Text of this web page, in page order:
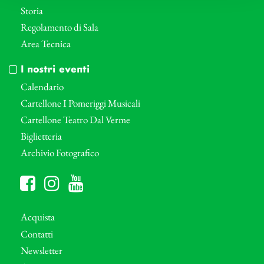
Storia
Regolamento di Sala
Area Tecnica
I nostri eventi
Calendario
Cartellone I Pomeriggi Musicali
Cartellone Teatro Dal Verme
Biglietteria
Archivio Fotografico
Acquista
Contatti
Newsletter